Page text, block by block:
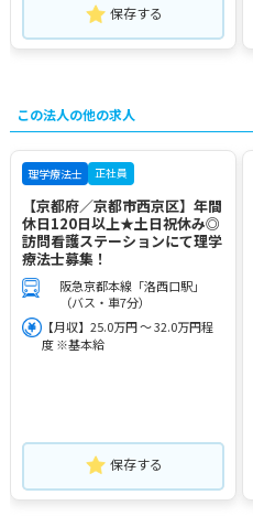
保存する
この法人の他の求人
理学療法士 正社員
【京都府／京都市西京区】年間
休日120日以上★土日祝休み◎
訪問看護ステーションにて理学
療法士募集！
阪急京都本線「洛西口駅」
（バス・車7分）
【月収】25.0万円 ～ 32.0万円程
度 ※基本給
保存する